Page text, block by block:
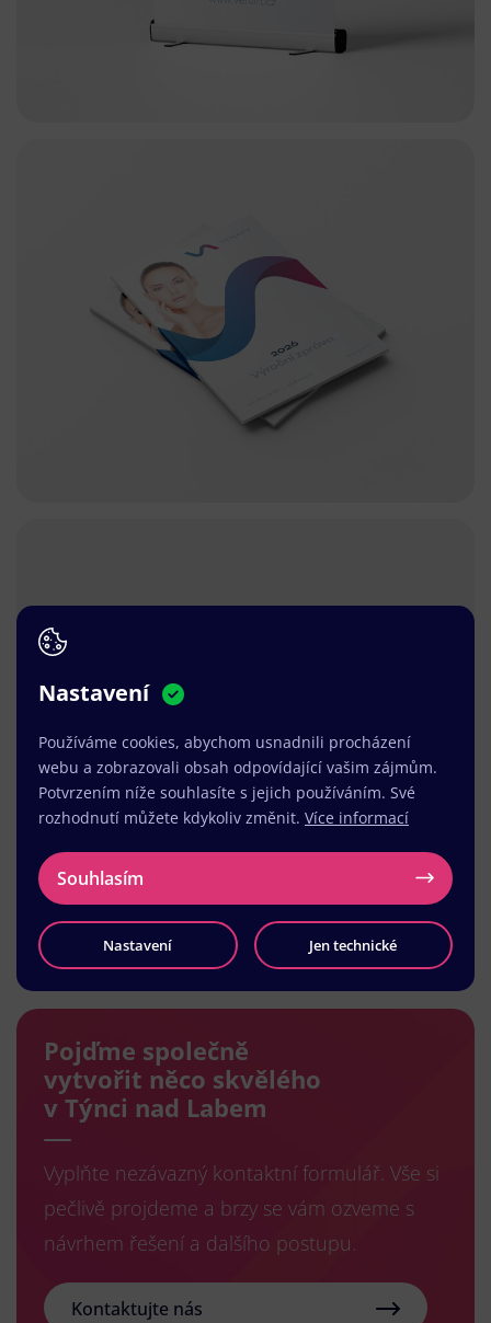
Načíst další
Pojďme společně
vytvořit něco skvělého
v Týnci nad Labem
Vyplňte nezávazný kontaktní formulář. Vše si
pečlivě projdeme a brzy se vám ozveme s
návrhem řešení a dalšího postupu.
Kontaktujte nás
Nastavení
Používáme cookies, abychom usnadnili procházení
webu a zobrazovali obsah odpovídající vašim zájmům.
Potvrzením níže souhlasíte s jejich používáním. Své
rozhodnutí můžete kdykoliv změnit. Více informací
Souhlasím
Nastavení Jen technické